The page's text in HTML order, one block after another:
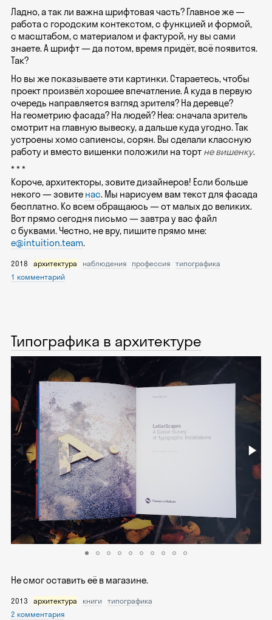
Ладно, а так ли важна шрифтовая часть? Главное же —
работа с городским контекстом, с функцией и формой,
с масштабом, с материалом и фактурой, ну вы сами
знаете. А шрифт — да потом, время придёт, всё появится.
Так?
Но вы же показываете эти картинки. Стараетесь, чтобы
проект произвёл хорошее впечатление. А куда в первую
очередь направляется взгляд зрителя? На деревце?
На геометрию фасада? На людей? Неа: сначала зритель
смотрит на главную вывеску, а дальше куда угодно. Так
устроены хомо сапиенсы, сорян. Вы сделали классную
работу и вместо вишенки положили на торт не вишенку.
* * *
Короче, архитекторы, зовите дизайнеров! Если больше
некого — зовите нас. Мы нарисуем вам текст для фасада
бесплатно. Ко всем обращаюсь — от малых до великих.
Вот прямо сегодня письмо — завтра у вас файл
с буквами. Честно, не вру, пишите прямо мне:
e@intuition.team.
2018 архитектура наблюдения профессия
типографика
1 комментарий
Типографика в архитектуре
Не смог оставить её в магазине.
2013 архитектура книги
типографика
2 комментария